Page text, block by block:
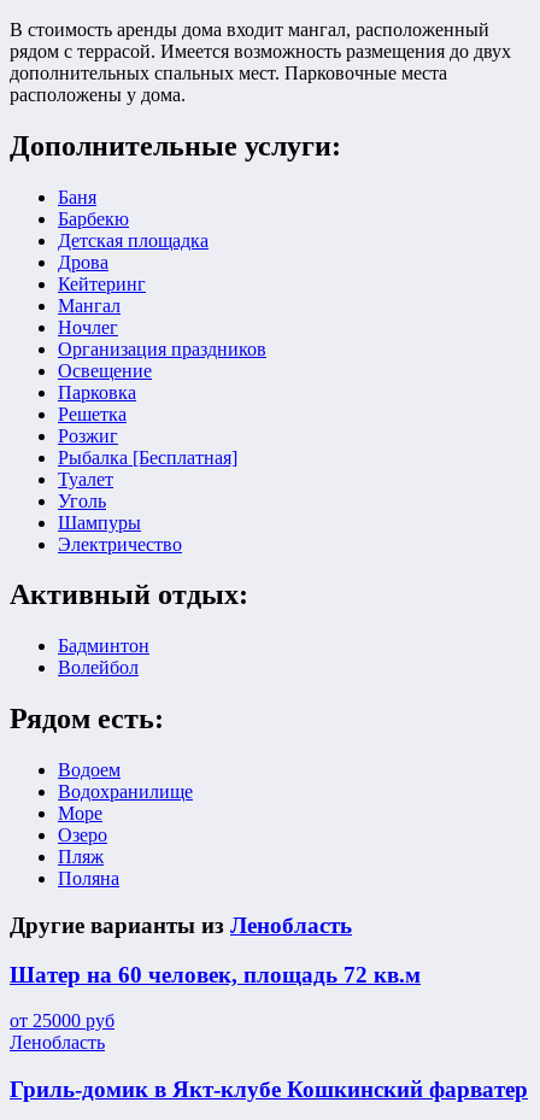
В стоимость аренды дома входит мангал, расположенный
рядом с террасой. Имеется возможность размещения до двух
дополнительных спальных мест. Парковочные места
расположены у дома.
Дополнительные услуги:
Баня
Барбекю
Детская площадка
Дрова
Кейтеринг
Мангал
Ночлег
Организация праздников
Освещение
Парковка
Решетка
Розжиг
Рыбалка [Бесплатная]
Туалет
Уголь
Шампуры
Электричество
Активный отдых:
Бадминтон
Волейбол
Рядом есть:
Водоем
Водохранилище
Море
Озеро
Пляж
Поляна
Другие варианты из Ленобласть
Шатер на 60 человек, площадь 72 кв.м
от 25000 руб
Ленобласть
Гриль-домик в Якт-клубе Кошкинский фарватер